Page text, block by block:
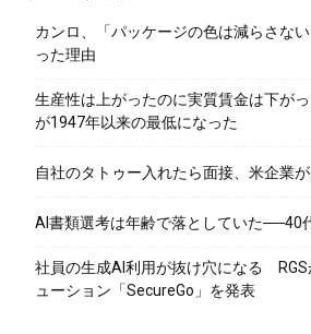
カンロ、「パッケージの色は減らさな
った理由
生産性は上がったのに実質賃金は下が
が1947年以来の最低になった
自社のタトゥー入れたら面接、米企業
AI書類選考は年齢で落としていた──40
社員の生成AI利用が抜け穴になる RGS
ューション「SecureGo」を発表